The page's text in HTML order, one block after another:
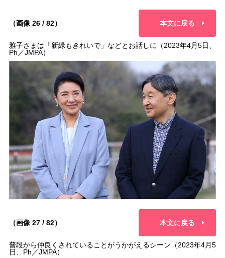
（画像 26 / 82） 本文に戻る
雅子さまは「新緑もきれいで」などとお話しに（2023年4月5日、
Ph／JMPA）
（画像 27 / 82） 本文に戻る
普段から仲良くされていることがうかがえるシーン（2023年4月5
日、Ph／JMPA）